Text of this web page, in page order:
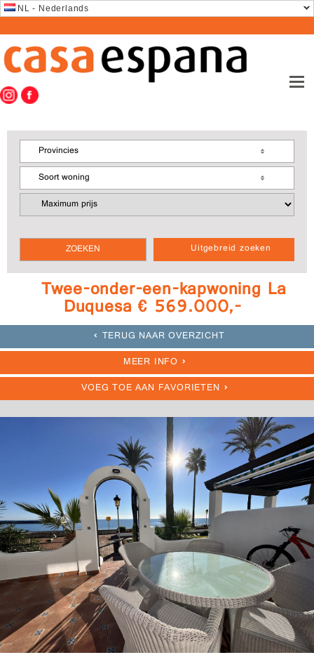
NL - Nederlands
Uitgebreid zoeken
Provincies
Soort woning
Twee-onder-een-kapwoning La
Duquesa € 569.000,-
TERUG NAAR OVERZICHT
MEER INFO
VOEG TOE AAN FAVORIETEN